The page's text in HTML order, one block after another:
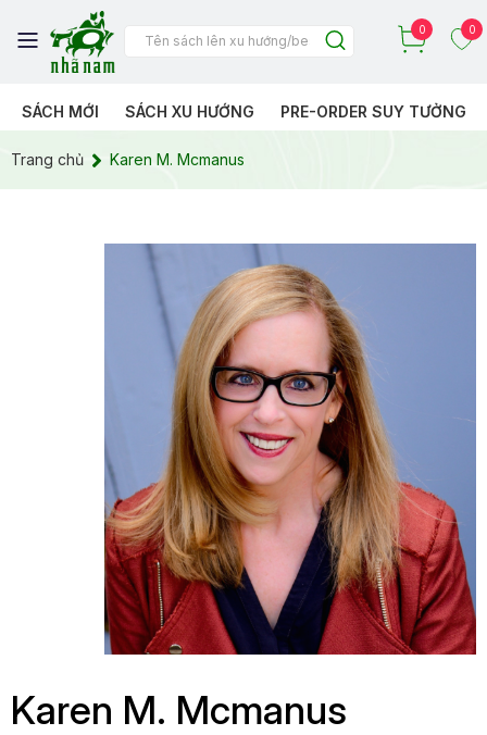
0 0
SÁCH MỚI SÁCH XU HƯỚNG PRE-ORDER SUY TƯỞNG
Trang chủ Karen M. Mcmanus
Karen M. Mcmanus